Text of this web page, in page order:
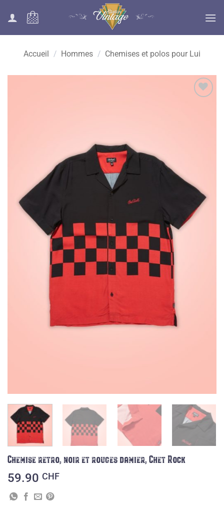
Accueil / Hommes / Chemises et polos pour Lui
Ajouter
Chemise retro, noir et rouges damier, Chet Rock
59.90 CHF